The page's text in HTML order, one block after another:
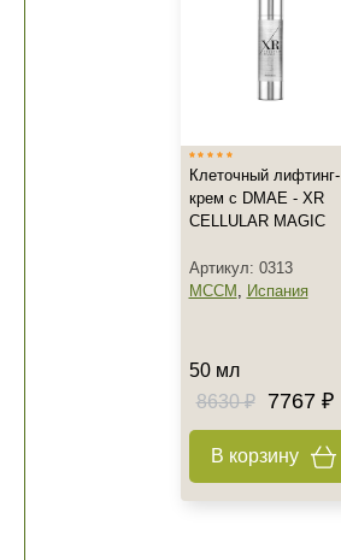
Клеточный лифтинг-
крем с DMAE - XR
CELLULAR MAGIC
Артикул: 0313
MCCM , Испания
50 мл
8630 ₽
7767 ₽
В корзину